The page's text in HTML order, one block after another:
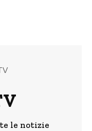
le notizie